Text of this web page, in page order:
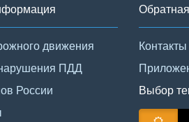
движения
ПДД
России
Контакты
Выбор